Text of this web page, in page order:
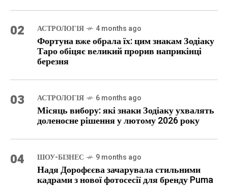
02 АСТРОЛОГІЯ 4 months ago
Фортуна вже обрала їх: цим знакам Зодіаку
Таро обіцяє великий прорив наприкінці
березня
03 АСТРОЛОГІЯ 6 months ago
Місяць вибору: які знаки Зодіаку ухвалять
доленосне рішення у лютому 2026 року
04 ШОУ-БІЗНЕС 9 months ago
Надя Дорофєєва зачарувала стильними
кадрами з нової фотосесії для бренду Puma